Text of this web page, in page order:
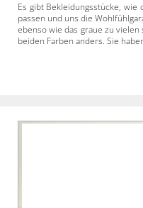
Es gibt Bekleidungsstücke,
passen und uns die
ebenso wie das graue zu
beiden Farben anders. Sie